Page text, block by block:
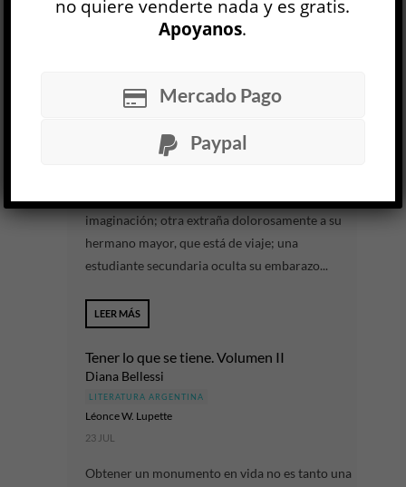
Jaquelina Miranda
imaginación; otra extraña dolorosamente a su
hermano mayor, que está de viaje; una
estudiante secundaria oculta su embarazo...
LEER MÁS
Tener lo que se tiene. Volumen II
Diana Bellessi
LITERATURA ARGENTINA
Léonce W. Lupette
23 JUL
Obtener un monumento en vida no es tanto una
no quiere venderte nada y es gratis.
Apoyanos.
Mercado Pago
Paypal